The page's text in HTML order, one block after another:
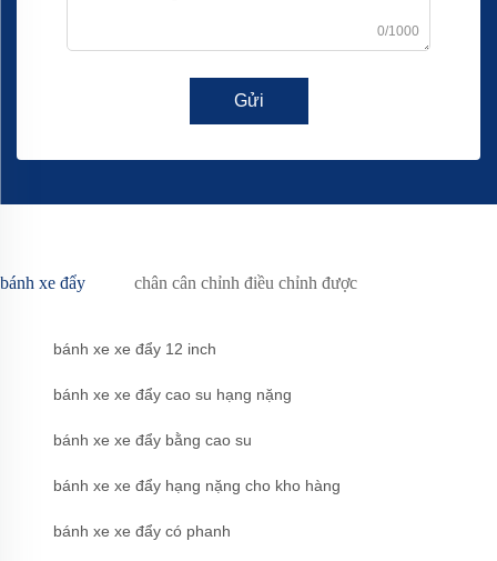
0/1000
Gửi
bánh xe đẩy chân cân chỉnh điều chỉnh được
bánh xe xe đẩy 12 inch
bánh xe xe đẩy cao su hạng nặng
bánh xe xe đẩy bằng cao su
bánh xe xe đẩy hạng nặng cho kho hàng
bánh xe xe đẩy có phanh